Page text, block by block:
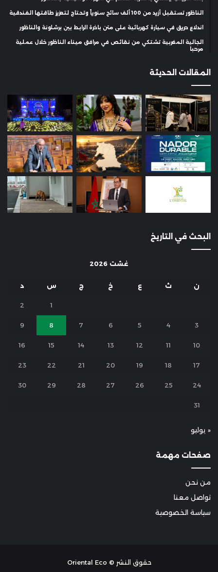
الناظور تستقبل أزيد من 100 ألف سائح سنوياً وتحتاج لتعزيز طاقتها الفندقية
اندلاع حريق في سيارة كهربائية على متن باخرة الرابط بين برشلونة والناظور
الجالية المغربية تشتكي من نقائص في مرافق ميناء الناظور خلال عملية
مرحبا
المقالات الحديثة
البحث في التاريخ
غشت 2026
ن ث ع خ ج س د
1
2
3
4
5
6
7
8
9
10
11
12
13
14
15
16
17
18
19
20
21
22
23
24
25
26
27
28
29
30
31
« يوليو
صفحات مهمة
من نحن
تواصل معنا
سياسة الخصوصية
حقوق النشر © Oriental Eco